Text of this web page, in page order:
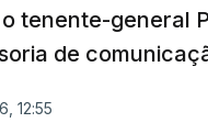
tenente-general
de
12:55